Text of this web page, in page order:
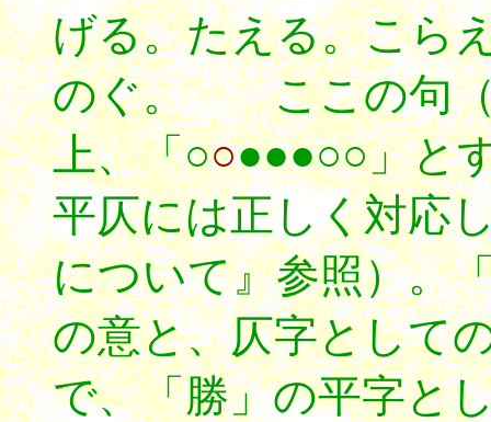
げる。たえる。こら
のぐ。 ここの句（
上、「○○●●●○○」と
平仄には正しく対応
について』参照）。
の意と、仄字として
で、「勝」の平字と